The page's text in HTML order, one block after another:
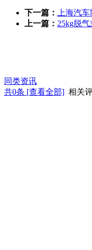
下一篇：
上海汽
上一篇： 25kg脱
同类资讯
共0条 [查看全部] 相关